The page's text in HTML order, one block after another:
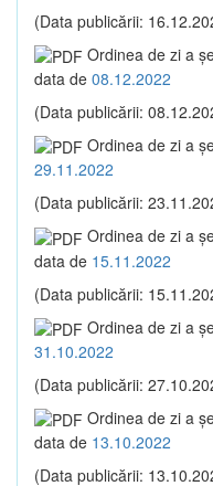
(Data publicării:
Ordinea de zi a
data de 08.12.2022
(Data publicării:
Ordinea de zi a
29.11.2022
(Data publicării:
Ordinea de zi a
data de 15.11.2022
(Data publicării:
Ordinea de zi a
31.10.2022
(Data publicării:
Ordinea de zi a
data de 13.10.2022
(Data publicării: